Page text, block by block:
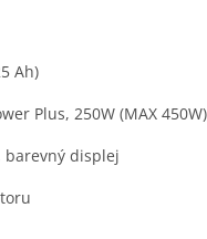
Ah)
Plus, 250W (MAX
barevný displej